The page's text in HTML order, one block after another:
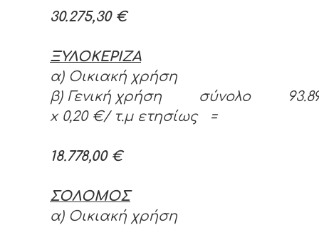
30.275,30 €
ΞΥΛΟΚΕΡΙΖΑ
α) Οικιακή χρήση
β) Γενική χρήση σύνολο
x 0,20 €/ τ.μ ετησίως =
18.778,00 €
ΣΟΛΟΜΟΣ
α) Οικιακή χρήση